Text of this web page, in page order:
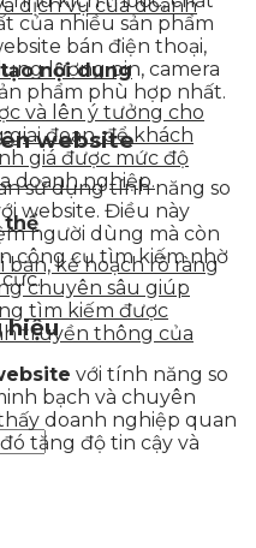
dịch vụ của doanh
nội dung
và lên ý tưởng cho
đoạn, để khách
giá được mức độ
doanh nghiệp.
thể
bản, kế hoạch rõ ràng
chuyên sâu giúp
tìm kiếm được
truyền thông của
của nhiều sản phẩm
bán điện thoại,
lượng pin, camera
phẩm phù hợp nhất.
website
sử dụng tính năng so
website. Điều này
người dùng mà còn
công cụ tìm kiếm nhờ
hiệu
với tính năng so
bạch và chuyên
doanh nghiệp quan
tăng độ tin cậy và